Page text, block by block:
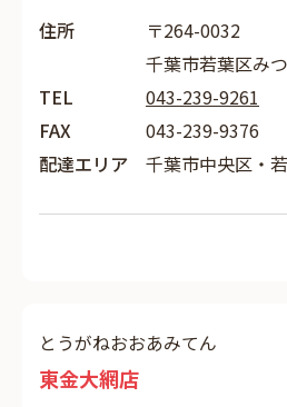
住所
〒264-0032
千葉市若葉区み
TEL
043-239-9261
FAX
043-239-9376
配達エリア
千葉市中央区・
とうがねおおあみてん
東金大網店